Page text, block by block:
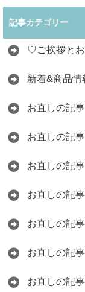
記事カテゴリー
♡ご挨拶と
新着&商品情
お直しの記
お直しの記
お直しの記
お直しの記
お直しの記
お直しの記
お直しの記